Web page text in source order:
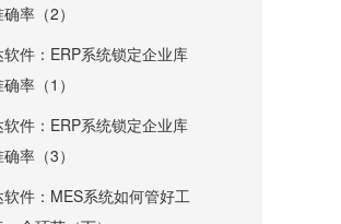
率（2）
软件：ERP系统锁定企业库
率（1）
软件：ERP系统锁定企业库
率（3）
软件：MES系统如何管好工